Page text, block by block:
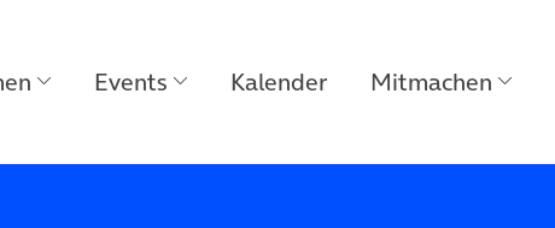
Events Kalender Mitmachen